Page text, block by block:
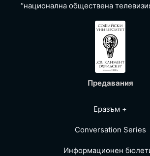
“национална обществена
Предавания
Еразъм +
Conversation Series
Информационен